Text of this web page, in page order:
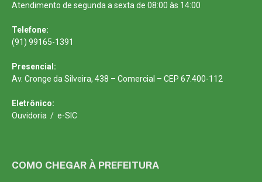
Atendimento de segunda a sexta de 08:00 às 14:00
Telefone:
(91) 99165-1391
Presencial:
Av. Cronge da Silveira, 438 – Comercial – CEP 67.400-112
Eletrônico:
Ouvidoria / e-SIC
COMO CHEGAR À PREFEITURA